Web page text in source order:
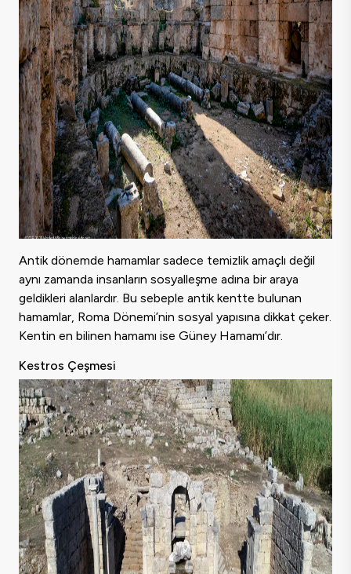
Antik dönemde hamamlar sadece temizlik amaçlı değil
aynı zamanda insanların sosyalleşme adına bir araya
geldikleri alanlardır. Bu sebeple antik kentte bulunan
hamamlar, Roma Dönemi’nin sosyal yapısına dikkat çeker.
Kentin en bilinen hamamı ise Güney Hamamı’dır.
Kestros Çeşmesi